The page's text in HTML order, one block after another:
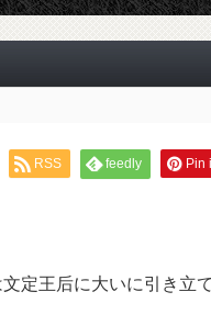
RSS feedly Pin
定王后に大いに引き立